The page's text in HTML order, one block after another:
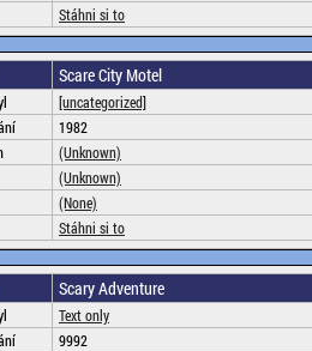
Stáhni si to
Scare City Motel
[uncategorized]
1982
(Unknown)
(Unknown)
(None)
Stáhni si to
Scary Adventure
Text only
9992